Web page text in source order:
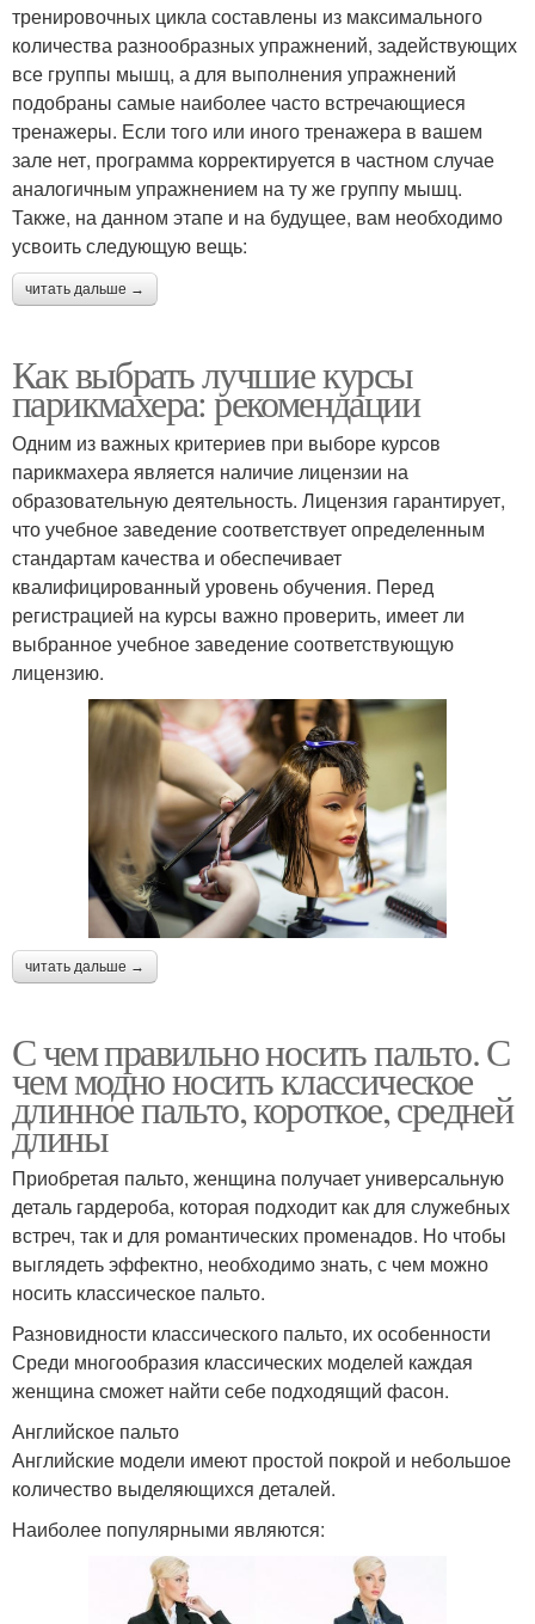
тренировочных цикла составлены из максимального
количества разнообразных упражнений, задействующих
все группы мышц, а для выполнения упражнений
подобраны самые наиболее часто встречающиеся
тренажеры. Если того или иного тренажера в вашем
зале нет, программа корректируется в частном случае
аналогичным упражнением на ту же группу мышц.
Также, на данном этапе и на будущее, вам необходимо
усвоить следующую вещь:
читать дальше →
Как выбрать лучшие курсы
парикмахера: рекомендации
Одним из важных критериев при выборе курсов
парикмахера является наличие лицензии на
образовательную деятельность. Лицензия гарантирует,
что учебное заведение соответствует определенным
стандартам качества и обеспечивает
квалифицированный уровень обучения. Перед
регистрацией на курсы важно проверить, имеет ли
выбранное учебное заведение соответствующую
лицензию.
читать дальше →
С чем правильно носить пальто. С
чем модно носить классическое
длинное пальто, короткое, средней
длины
Приобретая пальто, женщина получает универсальную
деталь гардероба, которая подходит как для служебных
встреч, так и для романтических променадов. Но чтобы
выглядеть эффектно, необходимо знать, с чем можно
носить классическое пальто.
Разновидности классического пальто, их особенности
Среди многообразия классических моделей каждая
женщина сможет найти себе подходящий фасон.
Английское пальто
Английские модели имеют простой покрой и небольшое
количество выделяющихся деталей.
Наиболее популярными являются: